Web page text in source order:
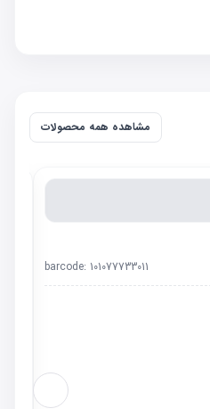
مشاهده همه محصولات
barcode: 101077733011